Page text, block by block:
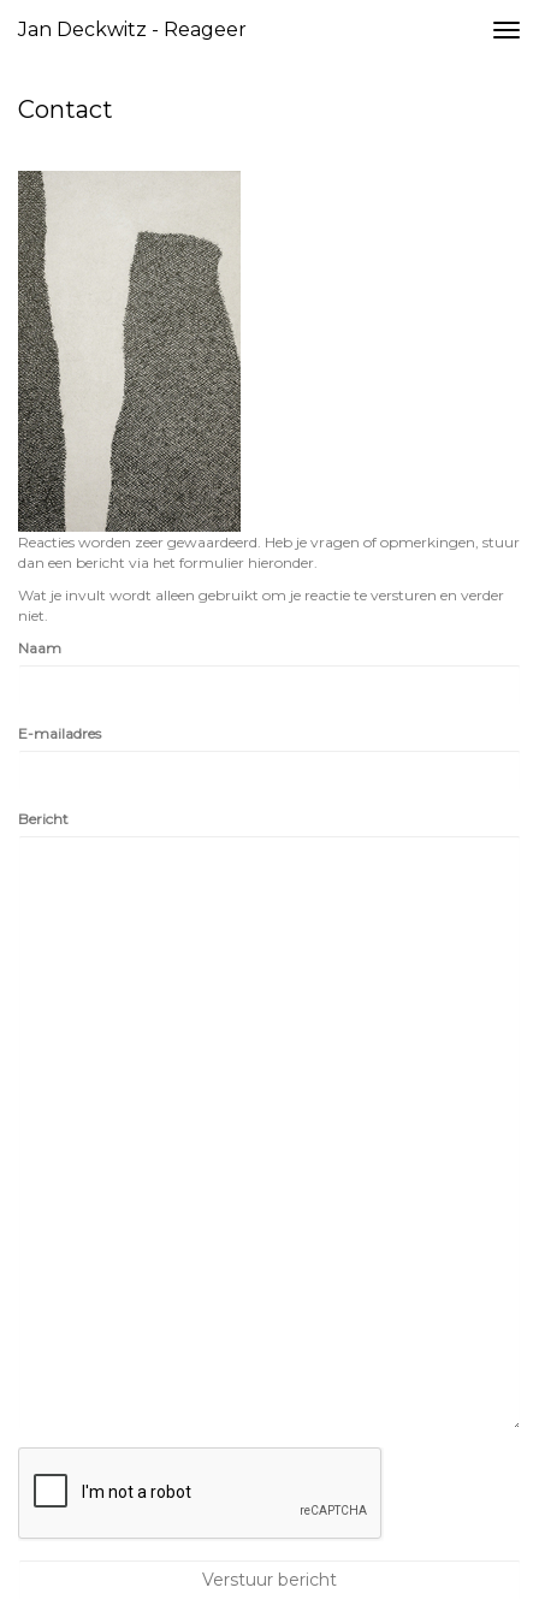
Jan Deckwitz - Reageer
Contact
Reacties worden zeer gewaardeerd. Heb je vragen of opmerkingen, stuur
dan een bericht via het formulier hieronder.
Wat je invult wordt alleen gebruikt om je reactie te versturen en verder
niet.
Naam
E-mailadres
Bericht